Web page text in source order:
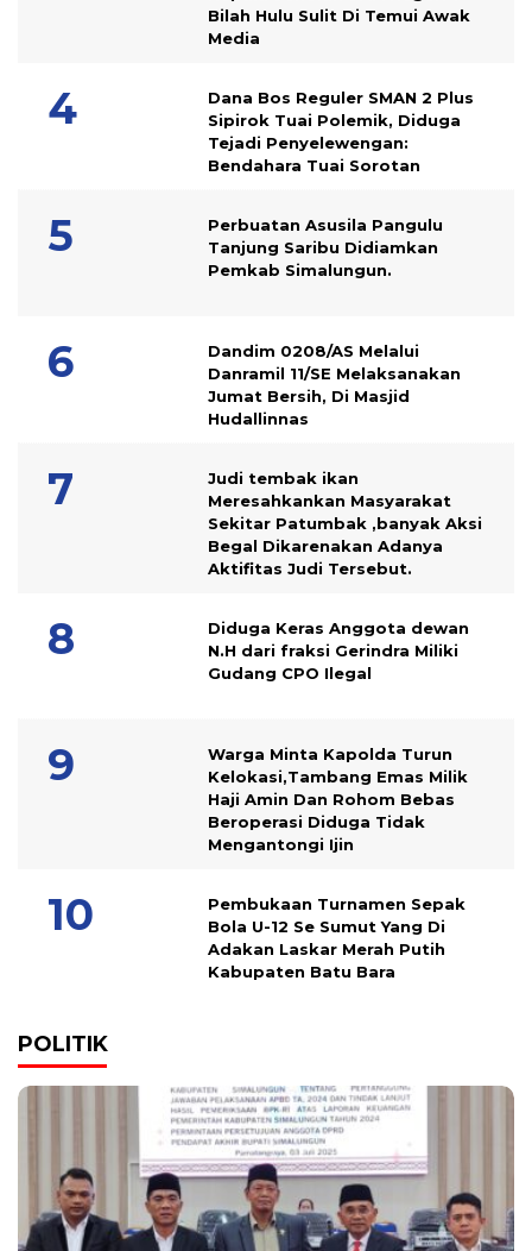
Bilah Hulu Sulit Di Temui Awak
Media
Dana Bos Reguler SMAN 2 Plus
Sipirok Tuai Polemik, Diduga
Tejadi Penyelewengan:
Bendahara Tuai Sorotan
Perbuatan Asusila Pangulu
Tanjung Saribu Didiamkan
Pemkab Simalungun.
Dandim 0208/AS Melalui
Danramil 11/SE Melaksanakan
Jumat Bersih, Di Masjid
Hudallinnas
Judi tembak ikan
Meresahkankan Masyarakat
Sekitar Patumbak ,banyak Aksi
Begal Dikarenakan Adanya
Aktifitas Judi Tersebut.
Diduga Keras Anggota dewan
N.H dari fraksi Gerindra Miliki
Gudang CPO Ilegal
Warga Minta Kapolda Turun
Kelokasi,Tambang Emas Milik
Haji Amin Dan Rohom Bebas
Beroperasi Diduga Tidak
Mengantongi Ijin
Pembukaan Turnamen Sepak
Bola U-12 Se Sumut Yang Di
Adakan Laskar Merah Putih
Kabupaten Batu Bara
POLITIK